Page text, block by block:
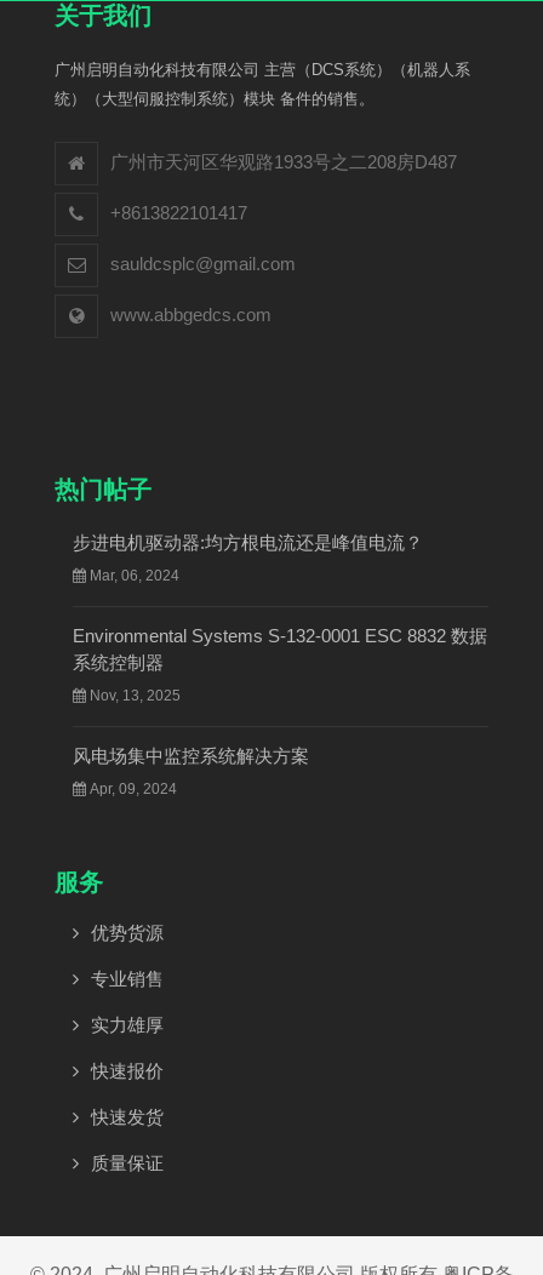
关于我们
广州启明自动化科技有限公司 主营（DCS系统）（机器人系
统）（大型伺服控制系统）模块 备件的销售。
广州市天河区华观路1933号之二208房D487
+8613822101417
sauldcsplc@gmail.com
www.abbgedcs.com
热门帖子
步进电机驱动器:均方根电流还是峰值电流？
Mar, 06, 2024
Environmental Systems S-132-0001 ESC 8832 数据
系统控制器
Nov, 13, 2025
风电场集中监控系统解决方案
Apr, 09, 2024
服务
优势货源
专业销售
实力雄厚
快速报价
快速发货
质量保证